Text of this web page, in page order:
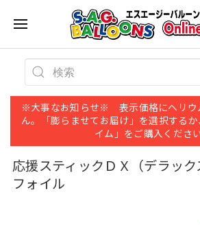
※大事なお知らせ※ 表示価格にヘリウ
ん。「膨らませてお届け」を選択する
イム」をご購入ください
応援スティックＤＸ（デラッ
フォイル